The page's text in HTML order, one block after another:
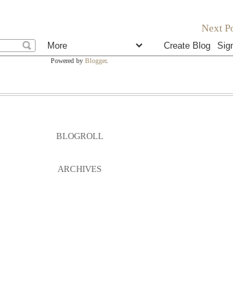
Next
Powered by Blogger.
BLOGROLL
ARCHIVES